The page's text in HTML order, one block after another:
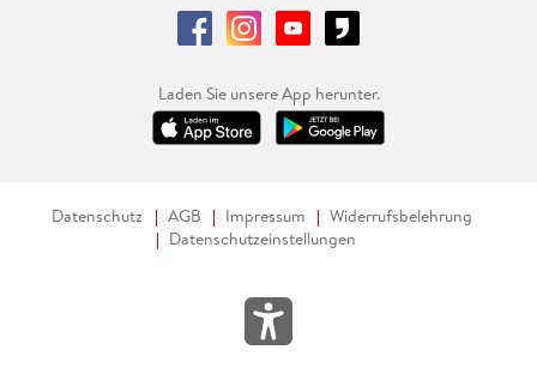
Laden Sie unsere App herunter.
Datenschutz AGB Impressum
Widerrufsbelehrung
Datenschutzeinstellungen